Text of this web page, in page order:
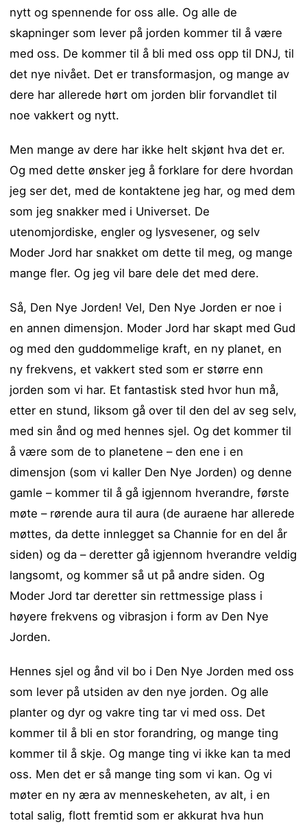
nytt og spennende for oss alle. Og alle de
skapninger som lever på jorden kommer til å være
med oss. De kommer til å bli med oss opp til DNJ, til
det nye nivået. Det er transformasjon, og mange av
dere har allerede hørt om jorden blir forvandlet til
noe vakkert og nytt.
Men mange av dere har ikke helt skjønt hva det er.
Og med dette ønsker jeg å forklare for dere hvordan
jeg ser det, med de kontaktene jeg har, og med dem
som jeg snakker med i Universet. De
utenomjordiske, engler og lysvesener, og selv
Moder Jord har snakket om dette til meg, og mange
mange fler. Og jeg vil bare dele det med dere.
Så, Den Nye Jorden! Vel, Den Nye Jorden er noe i
en annen dimensjon. Moder Jord har skapt med Gud
og med den guddommelige kraft, en ny planet, en
ny frekvens, et vakkert sted som er større enn
jorden som vi har. Et fantastisk sted hvor hun må,
etter en stund, liksom gå over til den del av seg selv,
med sin ånd og med hennes sjel. Og det kommer til
å være som de to planetene – den ene i en
dimensjon (som vi kaller Den Nye Jorden) og denne
gamle – kommer til å gå igjennom hverandre, første
møte – rørende aura til aura (de auraene har allerede
møttes, da dette innlegget sa Channie for en del år
siden) og da – deretter gå igjennom hverandre veldig
langsomt, og kommer så ut på andre siden. Og
Moder Jord tar deretter sin rettmessige plass i
høyere frekvens og vibrasjon i form av Den Nye
Jorden.
Hennes sjel og ånd vil bo i Den Nye Jorden med oss
som lever på utsiden av den nye jorden. Og alle
planter og dyr og vakre ting tar vi med oss. Det
kommer til å bli en stor forandring, og mange ting
kommer til å skje. Og mange ting vi ikke kan ta med
oss. Men det er så mange ting som vi kan. Og vi
møter en ny æra av menneskeheten, av alt, i en
total salig, flott fremtid som er akkurat hva hun